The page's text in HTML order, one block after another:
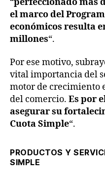
el marco del
económicos resulta
millones“.
Por ese motivo,
vital importancia del
motor de crecimiento
del comercio. Es por
asegurar su
Cuota Simple“.
PRODUCTOS Y
SIMPLE